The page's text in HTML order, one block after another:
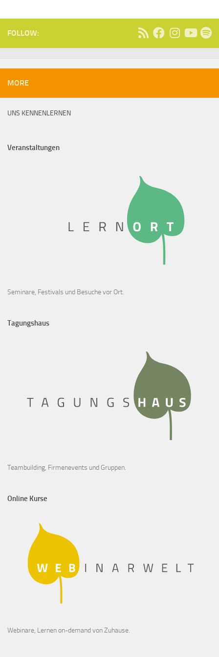
FOLLOW:
MORE
UNS KENNENLERNEN
Veranstaltungen
Seminare, Festivals und Besuche vor Ort.
Tagungshaus
Teambuilding, Firmenevents und Gruppen.
Online Kurse
Webinare, Lernen on-demand von Zuhause.